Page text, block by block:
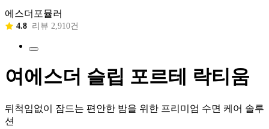
에스더포뮬러
4.8 리뷰 2,910건
여에스더 슬립 포르테 락티움
뒤척임없이 잠드는 편안한 밤을 위한 프리미엄 수면 케어 솔루
션